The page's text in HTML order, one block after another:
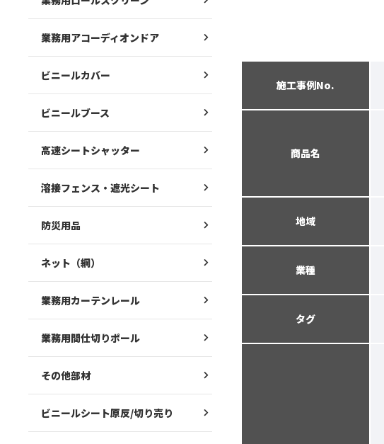
業務用アコーディオンドア
ビニールカバー
ビニールブース
高速シートシャッター
溶接フェンス・遮光シート
防災用品
ネット（網）
業務用カーテンレール
業務用間仕切りポール
その他部材
ビニールシート原反/切り売り
施工事例No.
商品名
地域
業種
タグ